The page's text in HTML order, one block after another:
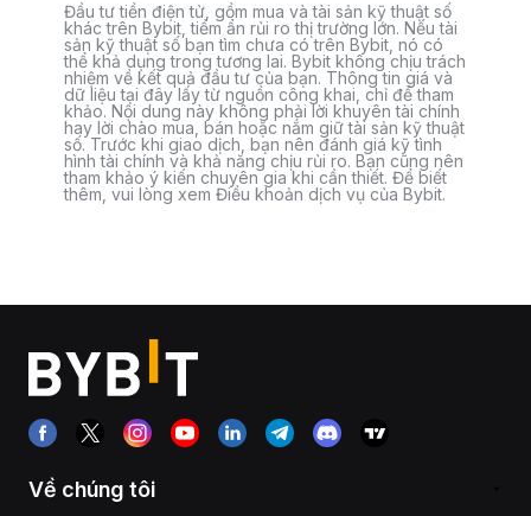
Đầu tư tiền điện tử, gồm mua và tài sản kỹ thuật số
khác trên Bybit, tiềm ẩn rủi ro thị trường lớn. Nếu tài
sản kỹ thuật số bạn tìm chưa có trên Bybit, nó có
thể khả dụng trong tương lai. Bybit không chịu trách
nhiệm về kết quả đầu tư của bạn. Thông tin giá và
dữ liệu tại đây lấy từ nguồn công khai, chỉ để tham
khảo. Nội dung này không phải lời khuyên tài chính
hay lời chào mua, bán hoặc nắm giữ tài sản kỹ thuật
số. Trước khi giao dịch, bạn nên đánh giá kỹ tình
hình tài chính và khả năng chịu rủi ro. Bạn cũng nên
tham khảo ý kiến chuyên gia khi cần thiết. Để biết
thêm, vui lòng xem Điều khoản dịch vụ của Bybit.
Về chúng tôi